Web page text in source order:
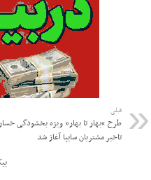
قبلی
طرح “بهار تا بهار” ویژه بخشودگی
تاخیر مشتریان سایپا آغاز شد